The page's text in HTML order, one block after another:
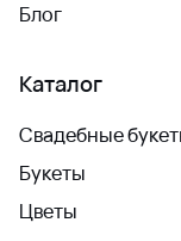
Блог
Каталог
Свадебные
Букеты
Цветы